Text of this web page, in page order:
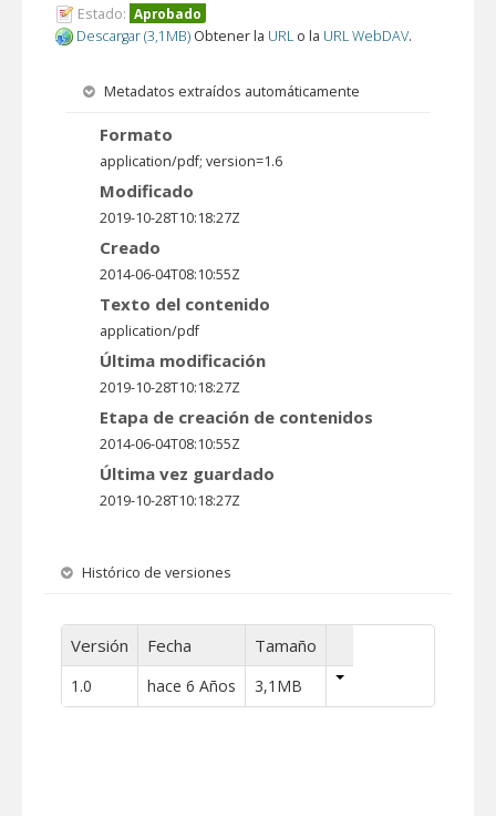
Estado: Aprobado
Descargar (3,1MB) Obtener la URL o la URL WebDAV.
Metadatos extraídos automáticamente
Formato
application/pdf; version=1.6
Modificado
2019-10-28T10:18:27Z
Creado
2014-06-04T08:10:55Z
Texto del contenido
application/pdf
Última modificación
2019-10-28T10:18:27Z
Etapa de creación de contenidos
2014-06-04T08:10:55Z
Última vez guardado
2019-10-28T10:18:27Z
Histórico de versiones
Versión Fecha Tamaño
1.0 hace 6 Años 3,1MB